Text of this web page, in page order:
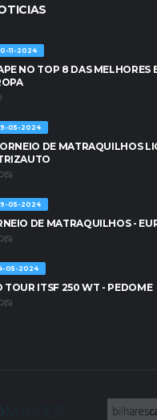
11-2024
NO TOP 8 DAS MELHORES
05-2024
DE MATRAQUILHOS
05-2024
DE MATRAQUILHOS -
05-2024
TOUR ITSF 250 WT - PEDOME